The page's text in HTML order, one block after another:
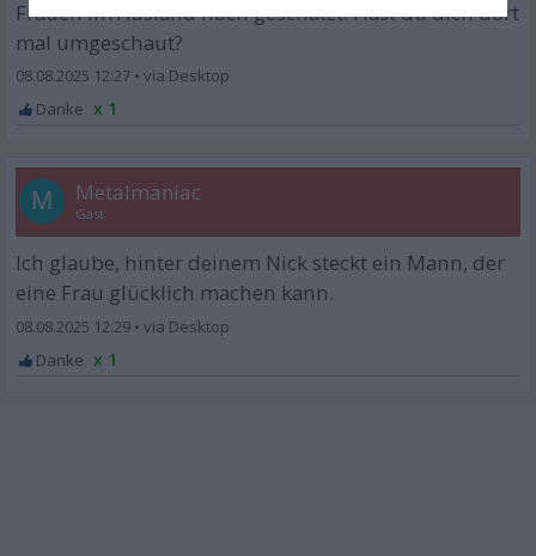
Frauen im Ausland noch geschätzt. Hast du dich dort
mal umgeschaut?
08.08.2025 12:27 •
x 1
M Metalmaniac
Gast
Ich glaube, hinter deinem Nick steckt ein Mann, der
eine Frau glücklich machen kann.
08.08.2025 12:29 •
x 1